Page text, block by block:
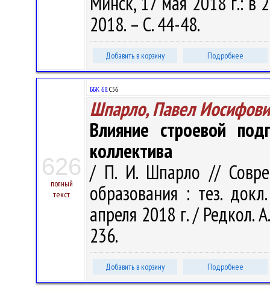
2018. – С. 44-48.
Добавить в корзину Подробнее
626
полный
текст
ББК 68.С56
Шпарло, Павел
Влияние строевой
коллектива
/ П. И. Шпарло //
образования : тез.
апреля 2018 г. / Редкол.
236.
Добавить в корзину Подробнее